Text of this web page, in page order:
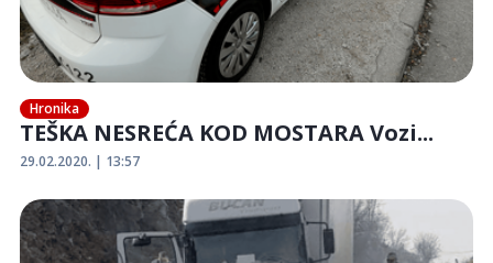
Hronika
TEŠKA NESREĆA KOD MOSTARA Vozi...
29.02.2020. | 13:57